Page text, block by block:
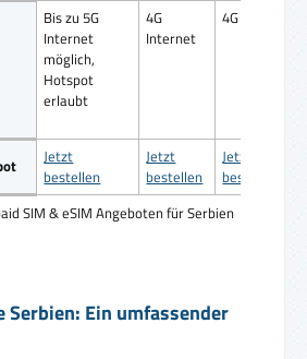
SIM & eSIM Angeboten für Serbien
Bis zu 5G
Internet
möglich,
Hotspot
erlaubt
4G
Internet
4G Internet
Jetzt
bestellen
Jetzt
bestellen
Jetzt
bestellen
Serbien: Ein umfassender